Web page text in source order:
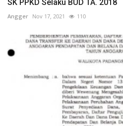
SK PPKD Selaku BUD TA. 2018
Angger Nov 17, 2021 110